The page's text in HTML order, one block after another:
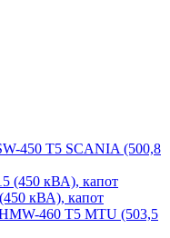
450 T5 SCANIA (500,8
кВА), капот